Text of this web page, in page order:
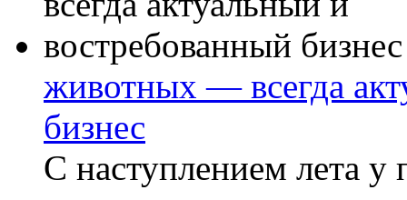
животных — всегда
бизнес
С наступлением лета у